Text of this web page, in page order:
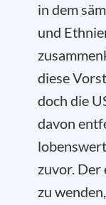
in dem
und
diese
doch die
davon
zuvor. Der
zu